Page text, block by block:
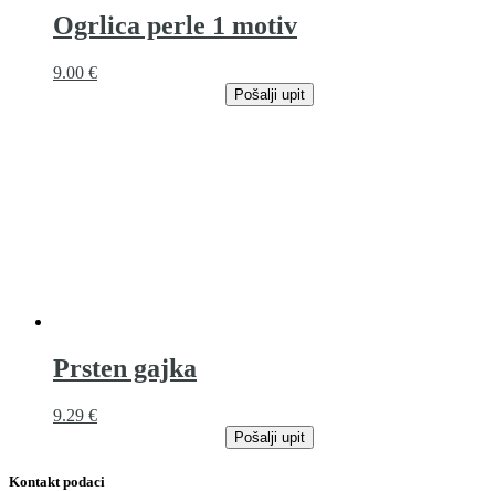
Ogrlica perle 1 motiv
9.00 €
Pošalji upit
Prsten gajka
9.29 €
Pošalji upit
Kontakt podaci